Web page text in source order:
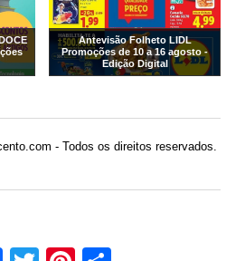
Antevisão Folheto LIDL
Promoções de 10 a 16 agosto -
Edição Digital
- Todos os direitos reservados.
Facebook Twitter Pinterest